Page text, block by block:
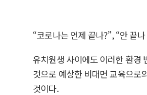
“코로나는 언제 끝나?”, “안 끝
유치원생 사이에도 이러한 환경
것으로 예상한 비대면 교육으로
것이다.